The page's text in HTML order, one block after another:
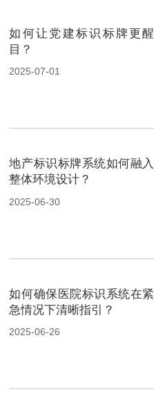
如何让党建标识标牌更醒
目？
2025-07-01
地产标识标牌系统如何融入
整体环境设计？
2025-06-30
如何确保医院标识系统在紧
急情况下清晰指引？
2025-06-26